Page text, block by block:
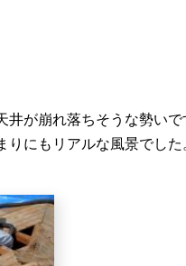
井が崩れ落ちそうな勢い
りにもリアルな風景でし